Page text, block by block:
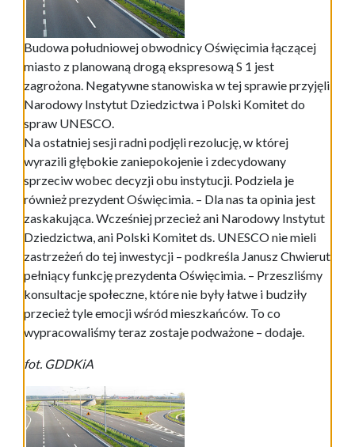
Budowa południowej obwodnicy Oświęcimia łączącej
miasto z planowaną drogą ekspresową S 1 jest
zagrożona. Negatywne stanowiska w tej sprawie przyjęli
Narodowy Instytut Dziedzictwa i Polski Komitet do
spraw UNESCO.
Na ostatniej sesji radni podjęli rezolucję, w której
wyrazili głębokie zaniepokojenie i zdecydowany
sprzeciw wobec decyzji obu instytucji. Podziela je
również prezydent Oświęcimia. – Dla nas ta opinia jest
zaskakująca. Wcześniej przecież ani Narodowy Instytut
Dziedzictwa, ani Polski Komitet ds. UNESCO nie mieli
zastrzeżeń do tej inwestycji – podkreśla Janusz Chwierut
pełniący funkcję prezydenta Oświęcimia. – Przeszliśmy
konsultacje społeczne, które nie były łatwe i budziły
przecież tyle emocji wśród mieszkańców. To co
wypracowaliśmy teraz zostaje podważone – dodaje.
fot. GDDKiA